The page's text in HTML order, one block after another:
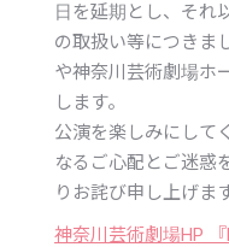
日を延期とし、それ
の取扱い等につきま
や神奈川芸術劇場ホ
します。
公演を楽しみにして
なるご心配とご迷惑
りお詫び申し上げます
神奈川芸術劇場HP